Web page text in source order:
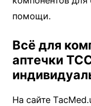
помощи.
Всё для
аптечки
На сайте